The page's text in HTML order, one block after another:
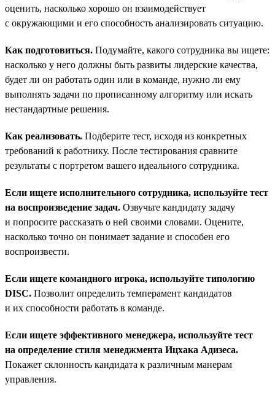
оценить, насколько хорошо он взаимодействует
с окружающими и его способность анализировать ситуацию.
Как подготовиться. Подумайте, какого сотрудника вы ищете:
насколько у него должны быть развиты лидерские качества,
будет ли он работать один или в команде, нужно ли ему
выполнять задачи по прописанному алгоритму или искать
нестандартные решения.
Как реализовать. Подберите тест, исходя из конкретных
требований к работнику. После тестирования сравните
результаты с портретом вашего идеального сотрудника.
Если ищете исполнительного сотрудника, используйте тест
на воспроизведение задач. Озвучьте кандидату задачу
и попросите рассказать о ней своими словами. Оцените,
насколько точно он понимает задание и способен его
воспроизвести.
Если ищете командного игрока, используйте типологию
DISC. Позволит определить темперамент кандидатов
и их способности работать в команде.
Если ищете эффективного менеджера, используйте тест
на определение стиля менеджмента Ицхака Адизеса.
Покажет склонность кандидата к различным манерам
управления.